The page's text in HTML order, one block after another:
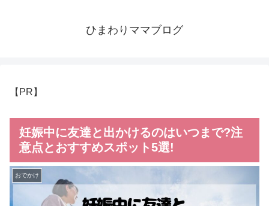
ひまわりママブログ
【PR】
妊娠中に友達と出かけるのはいつまで?注
意点とおすすめスポット5選!
おでかけ